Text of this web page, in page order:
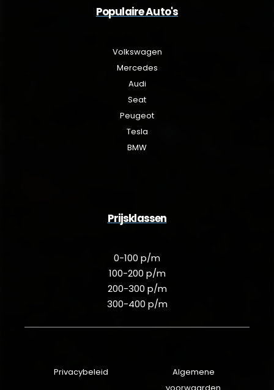
Populaire Auto's
Volkswagen
Mercedes
Audi
Seat
Peugeot
Tesla
BMW
Prijsklassen
0-100 p/m
100-200 p/m
200-300 p/m
300-400 p/m
Privacybeleid
Algemene